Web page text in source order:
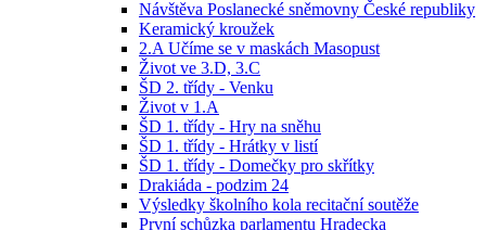
Návštěva Poslanecké sněmovny České republiky
Keramický kroužek
2.A Učíme se v maskách Masopust
Život ve 3.D, 3.C
ŠD 2. třídy - Venku
Život v 1.A
ŠD 1. třídy - Hry na sněhu
ŠD 1. třídy - Hrátky v listí
ŠD 1. třídy - Domečky pro skřítky
Drakiáda - podzim 24
Výsledky školního kola recitační soutěže
První schůzka parlamentu Hradecka